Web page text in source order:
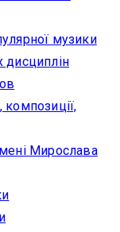
музики
дисциплін
Мирослава